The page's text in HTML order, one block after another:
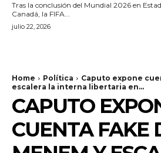
Tras la conclusión del Mundial 2026 en
Canadá, la FIFA...
julio 22, 2026